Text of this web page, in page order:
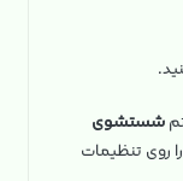
شستشوی
روی تنظیمات